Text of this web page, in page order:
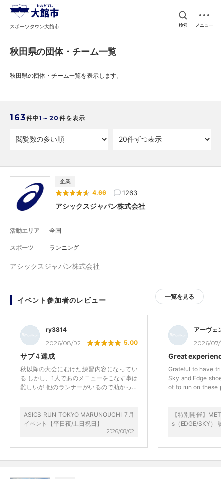
スポーツタウン大館市 検索 メニュー
秋田県の団体・チーム一覧
秋田県の団体・チーム一覧を表示します。
163件中 1～20 件を表示
企業
4.66 1263
アシックスジャパン株式会社
活動エリア 全国
スポーツ ランニング
アシックスジャパン株式会社
イベント参加者のレビュー 一覧を見る
ry3814
2026/08/02
5.00
サブ４達成
秋以降の大会にむけた練習内容になってい
る しかし、1人であのメニューをこなす事は
難しいが 他のランナーがいるので助かって
ASICS RUN TOKYO MARUNOUCHI_7月
イベント【平日夜/土日祝日】
2026/08/02
アーヴェ
2026/07/
Great
Grateful to have
Sky and Edge
ot to run on these
the event was
basic
ul for Asics Kobe
【特別開催】
s（EDGE/SKY）